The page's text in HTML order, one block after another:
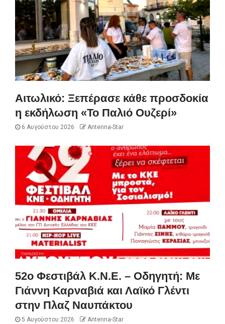
Αιτωλικό: Ξεπέρασε κάθε προσδοκία
η εκδήλωση «Το Παλιό Ουζερί»
6 Αυγούστου 2026 Antenna-Star
52ο Φεστιβάλ Κ.Ν.Ε. – Οδηγητή: Με
Γιάννη Καρναβιά και Λαϊκό Γλέντι
στην Πλαζ Ναυπάκτου
5 Αυγούστου 2026 Antenna-Star